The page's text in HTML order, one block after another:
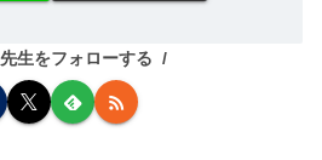
生をフォローする